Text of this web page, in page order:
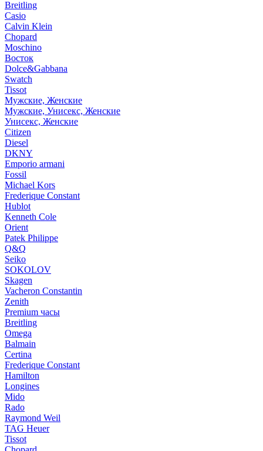
Breitling
Casio
Calvin Klein
Chopard
Moschino
Восток
Dolce&Gabbana
Swatch
Tissot
Мужские, Женские
Мужские, Унисекс, Женские
Унисекс, Женские
Citizen
Diesel
DKNY
Emporio armani
Fossil
Michael Kors
Frederique Constant
Hublot
Kenneth Cole
Orient
Patek Philippe
Q&Q
Seiko
SOKOLOV
Skagen
Vacheron Constantin
Zenith
Premium часы
Breitling
Omega
Balmain
Certina
Frederique Constant
Hamilton
Longines
Mido
Rado
Raymond Weil
TAG Heuer
Tissot